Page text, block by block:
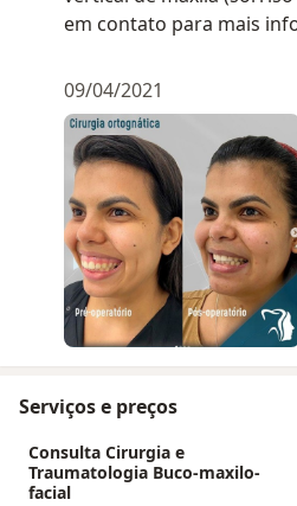
em contato para mais
09/04/2021
Serviços e preços
Consulta Cirurgia e
Traumatologia Buco-maxilo-
facial